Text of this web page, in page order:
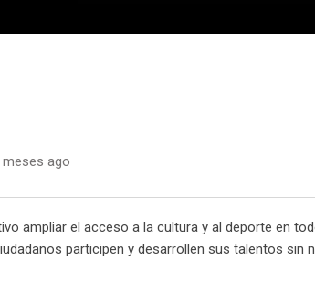
meses ago
ampliar el acceso a la cultura y al deporte en
participen y desarrollen sus talentos sin